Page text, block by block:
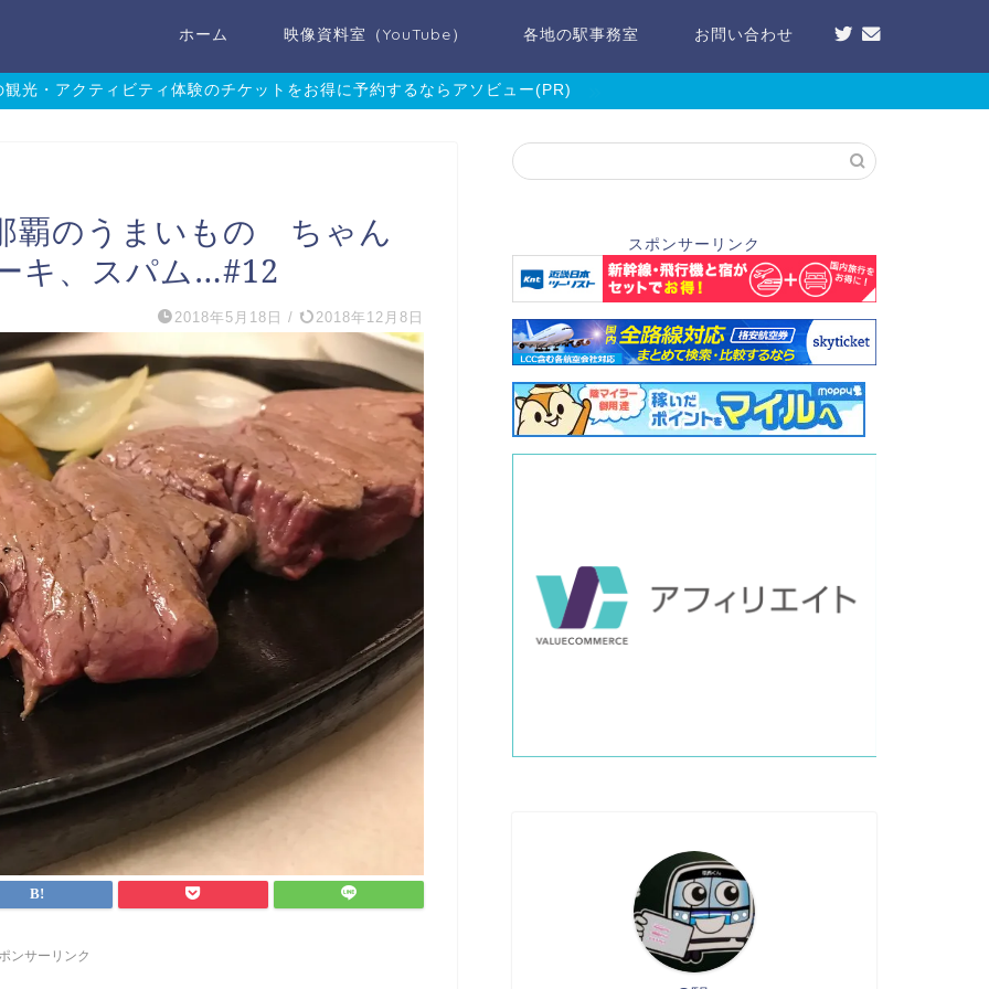
ホーム 映像資料室（YouTube） 各地の駅事務室 お問い合わせ
観光・アクティビティ体験のチケットをお得に予約するならアソビュー(PR)
覇のうまいもの ちゃん
キ、スパム…#12
2018年5月18日 / 2018年12月8日
ンサーリンク
スポンサーリンク